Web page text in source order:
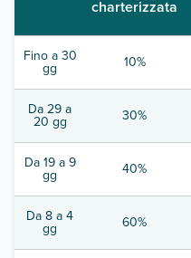
charterizzata
Fino a 30
gg 10%
Da 29 a
20 gg 30%
Da 19 a 9
gg 40%
Da 8 a 4
gg 60%